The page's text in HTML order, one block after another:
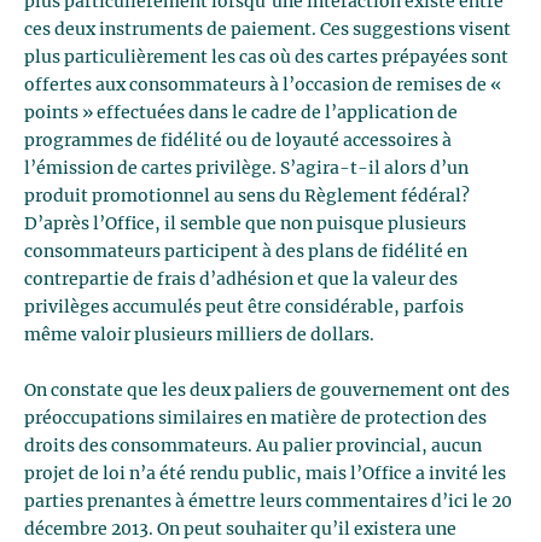
ces deux instruments de paiement. Ces suggestions visent
plus particulièrement les cas où des cartes prépayées sont
offertes aux consommateurs à l’occasion de remises de «
points » effectuées dans le cadre de l’application de
programmes de fidélité ou de loyauté accessoires à
l’émission de cartes privilège. S’agira-t-il alors d’un
produit promotionnel au sens du Règlement fédéral?
D’après l’Office, il semble que non puisque plusieurs
consommateurs participent à des plans de fidélité en
contrepartie de frais d’adhésion et que la valeur des
privilèges accumulés peut être considérable, parfois
même valoir plusieurs milliers de dollars.
On constate que les deux paliers de gouvernement ont des
préoccupations similaires en matière de protection des
droits des consommateurs. Au palier provincial, aucun
projet de loi n’a été rendu public, mais l’Office a invité les
parties prenantes à émettre leurs commentaires d’ici le 20
décembre 2013. On peut souhaiter qu’il existera une